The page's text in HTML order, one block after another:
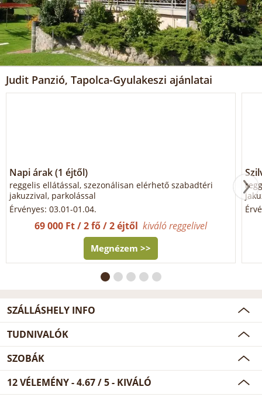
Judit Panzió, Tapolca-Gyulakeszi ajánlatai
Napi árak (1 éjtől)
reggelis ellátással, szezonálisan elérhető szabadtéri
jakuzzival, parkolással
Érvényes: 03.01-01.04.
69 000 Ft / 2 fő / 2 éjtőlkiváló reggelivel
Megnézem >>
SZÁLLÁSHELY INFO
TUDNIVALÓK
SZOBÁK
12VÉLEMÉNY -4.67/5- KIVÁLÓ